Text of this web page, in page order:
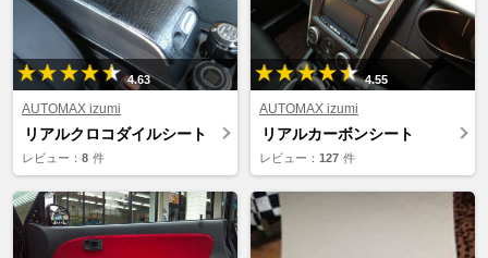
4.63
AUTOMAX izumi
リアルクロコダイルシート
レビュー： 8 件
4.55
AUTOMAX izumi
リアルカーボンシート
レビュー： 127 件